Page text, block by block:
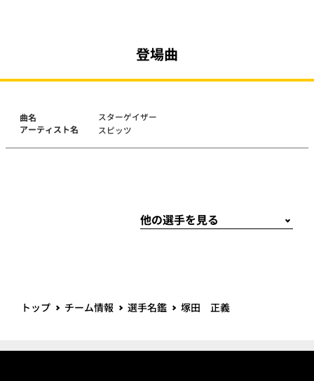
登場曲
曲名
アーティスト名
スターゲイザー
スピッツ
トップ チーム情報 選手名鑑 塚田 正義